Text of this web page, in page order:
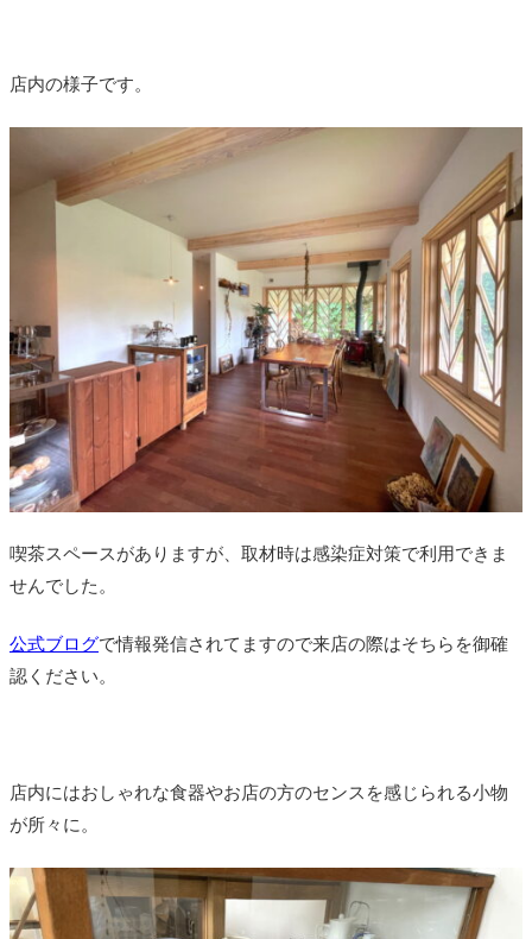
店内の様子です。
喫茶スペースがありますが、取材時は感染症対策で利用できま
せんでした。
公式ブログで情報発信されてますので来店の際はそちらを御確
認ください。
店内にはおしゃれな食器やお店の方のセンスを感じられる小物
が所々に。